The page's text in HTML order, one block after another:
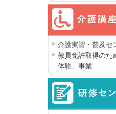
介護実習・普及セ
教員免許取得のた
体験」事業